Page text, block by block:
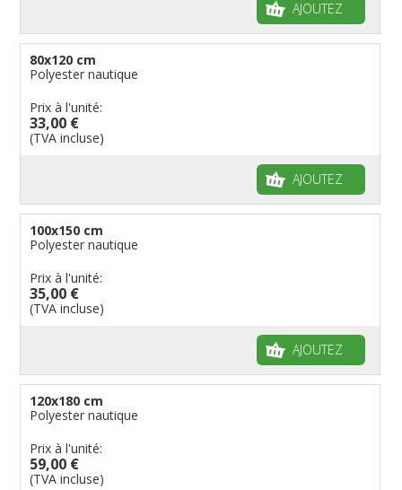
AJOUTEZ
80x120 cm
Polyester nautique
Prix à l'unité:
33,00 €
(TVA incluse)
AJOUTEZ
100x150 cm
Polyester nautique
Prix à l'unité:
35,00 €
(TVA incluse)
AJOUTEZ
120x180 cm
Polyester nautique
Prix à l'unité:
59,00 €
(TVA incluse)